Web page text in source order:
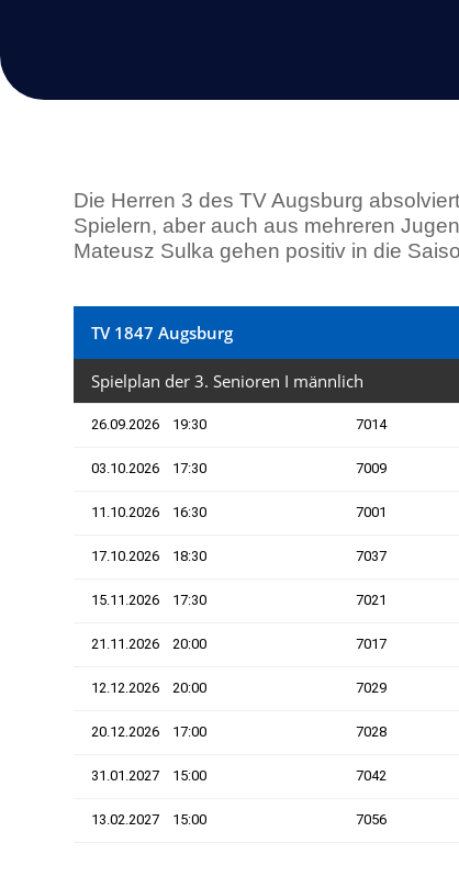
Die Herren 3 des TV Augsburg
Spielern, aber auch aus mehreren
Mateusz Sulka gehen positiv in die